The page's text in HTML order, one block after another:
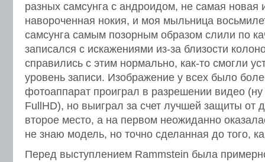
разных самсунга с андроидом, не самая новая
навороченная нокия, и моя мыльница
самсунга самым позорным образом слили по
записался с искажениями из-за близости
справились с этим нормально, как-то смогли
уровень записи. Изображение у всех было
фотоаппарат проиграл в разрешении видео (ну
FullHD), но выиграл за счет лучшей защиты от
второе место, а на первом неожиданно
не знаю модель, но точно сделанная до того,
Перед выступлением Rammstein была